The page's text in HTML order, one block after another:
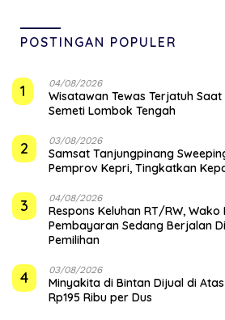
POSTINGAN POPULER
1 04/08/2026
Wisatawan Tewas Terjatuh
Semeti Lombok Tengah
2 03/08/2026
Samsat Tanjungpinang
Pemprov Kepri, Tingkatkan
3 04/08/2026
‎Respons Keluhan RT/RW, Wako
Pembayaran Sedang Berjalan
Pemilihan
4 03/08/2026
Minyakita di Bintan Dijual di
Rp195 Ribu per Dus